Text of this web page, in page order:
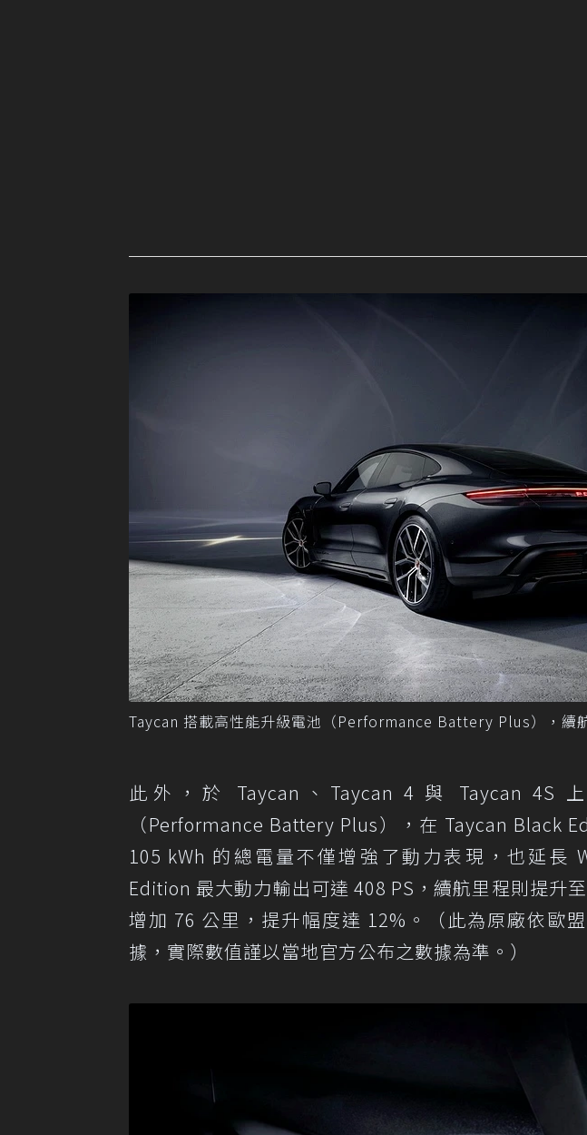
Taycan 搭載高性能升級電池（Performance Battery Plus），續
此外，於 Taycan、Taycan 4 與 Taycan 4S
（Performance Battery Plus），在 Taycan Black
105 kWh 的總電量不僅增強了動力表現，也延長
Edition 最大動力輸出可達 408 PS，續航里程則提升
增加 76 公里，提升幅度達 12%。（此為原廠依歐
據，實際數值謹以當地官方公布之數據為準。）